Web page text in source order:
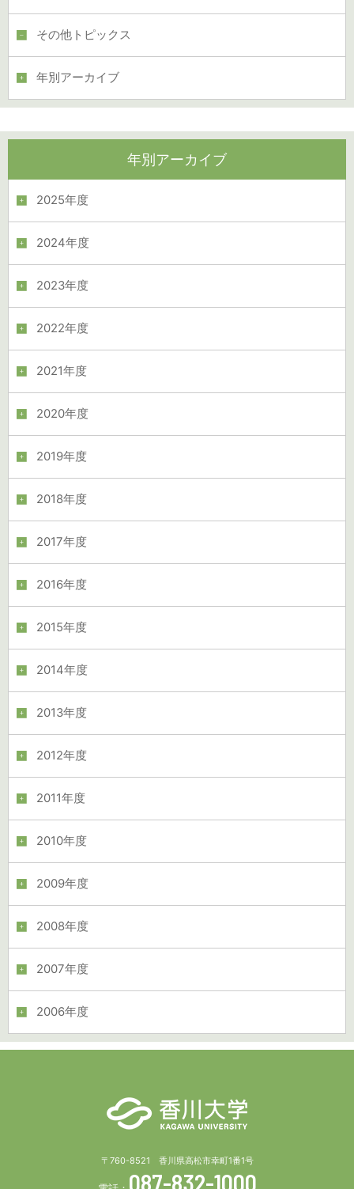
その他トピックス
年別アーカイブ
年別アーカイブ
2025年度
2024年度
2023年度
2022年度
2021年度
2020年度
2019年度
2018年度
2017年度
2016年度
2015年度
2014年度
2013年度
2012年度
2011年度
2010年度
2009年度
2008年度
2007年度
2006年度
〒760-8521 香川県高松市幸町1番1号
087-832-1000